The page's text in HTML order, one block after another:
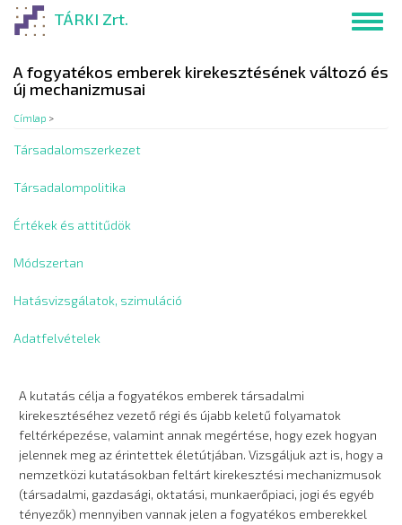
Ugrás
TÁRKI Zrt.
A fogyatékos emberek kirekesztésének változó és
új mechanizmusai
Címlap >
Társadalomszerkezet
Társadalompolitika
Értékek és attitűdök
Módszertan
Hatásvizsgálatok, szimuláció
Adatfelvételek
A kutatás célja a fogyatékos emberek társadalmi
kirekesztéséhez vezető régi és újabb keletű folyamatok
feltérképezése, valamint annak megértése, hogy ezek hogyan
jelennek meg az érintettek életútjában. Vizsgáljuk azt is, hogy a
nemzetközi kutatásokban feltárt kirekesztési mechanizmusok
(társadalmi, gazdasági, oktatási, munkaerőpiaci, jogi és egyéb
tényezők) mennyiben vannak jelen a fogyatékos emberekkel